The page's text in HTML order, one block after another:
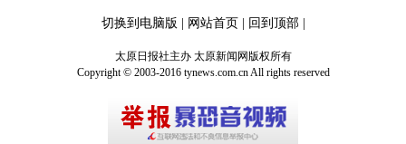
切换到电脑版 | 网站首页| 回到顶部|
太原日报社主办 太原新闻网版权所有
Copyright © 2003-2016 tynews.com.cn All rights reserved